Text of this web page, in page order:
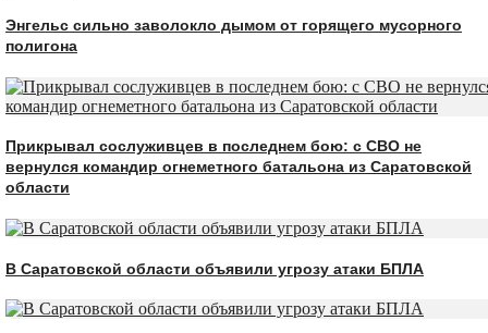
Энгельс сильно заволокло дымом от горящего мусорного
полигона
Прикрывал сослуживцев в последнем бою: с СВО не
вернулся командир огнеметного батальона из Саратовской
области
В Саратовской области объявили угрозу атаки БПЛА